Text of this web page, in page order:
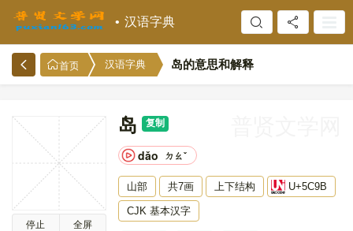
汉语字典
首页 汉语字典 岛的意思和解释
停止 全屏
岛 复制
dǎo ㄉㄠˇ
山部 共7画 上下结构 U+5C9B
CJK 基本汉字